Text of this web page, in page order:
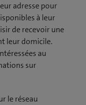
adresse pour
à leur
de recevoir une
leur domicile.
au
sur
le réseau